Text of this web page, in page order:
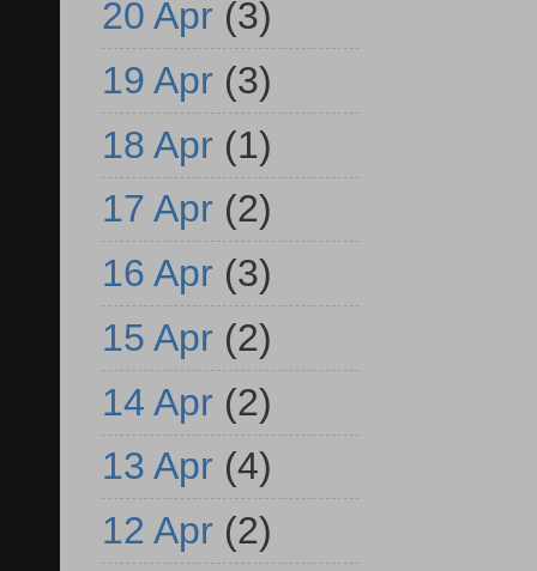
20 Apr (3)
19 Apr (3)
18 Apr (1)
17 Apr (2)
16 Apr (3)
15 Apr (2)
14 Apr (2)
13 Apr (4)
12 Apr (2)